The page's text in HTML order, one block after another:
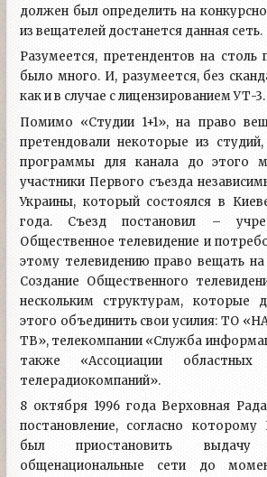
должен был определить на
из вещателей достанется данная сеть.
Разумеется, претендентов на столь
было много. И, разумеется, без
как и в случае с лицензированием УТ-3.
Помимо «Студии 1+1», на право
претендовали некоторые из
программы для канала до этого
участники Первого съезда
Украины, который состоялся в
года. Съезд постановил –
Общественное телевидение и
этому телевидению право вещать
Создание Общественного
нескольким структурам, которые
этого объединить свои усилия: ТО
ТВ», телекомпании «Служба
также «Ассоциации областных
телерадиокомпаний».
8 октября 1996 года Верховная
постановление, согласно
был приостановить
общенациональные сети до